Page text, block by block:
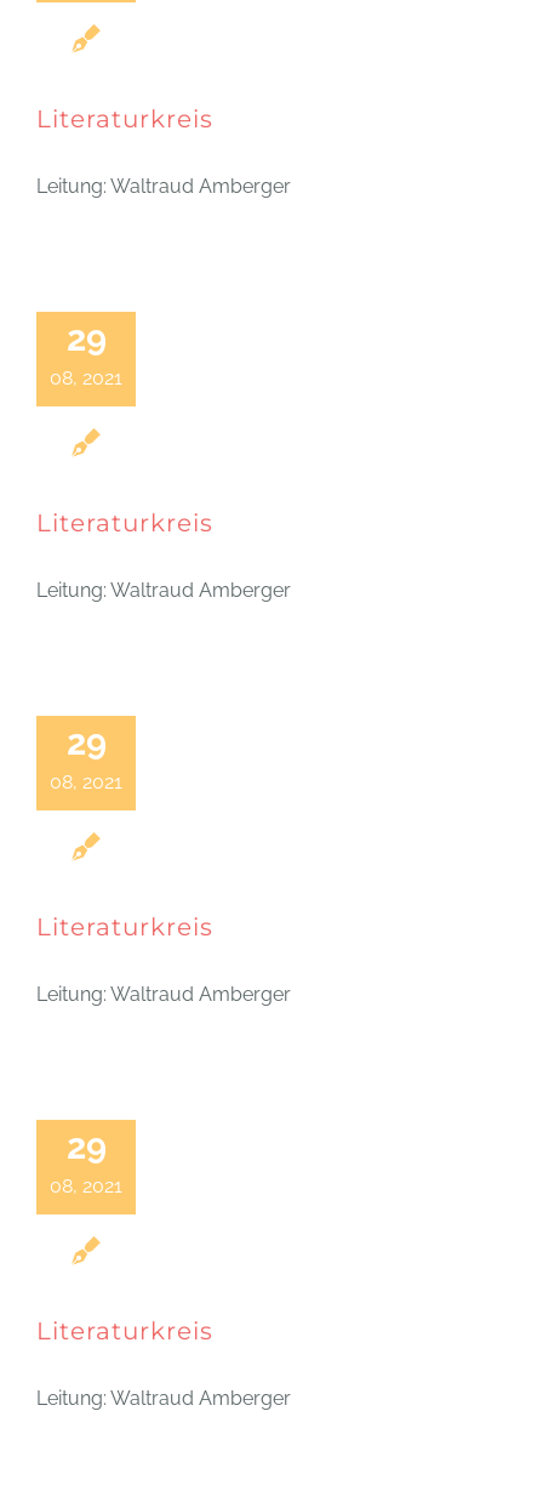
Literaturkreis
Leitung: Waltraud Amberger
29
08, 2021
Literaturkreis
Leitung: Waltraud Amberger
29
08, 2021
Literaturkreis
Leitung: Waltraud Amberger
29
08, 2021
Literaturkreis
Leitung: Waltraud Amberger